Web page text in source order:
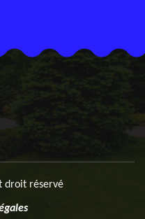
droit réservé